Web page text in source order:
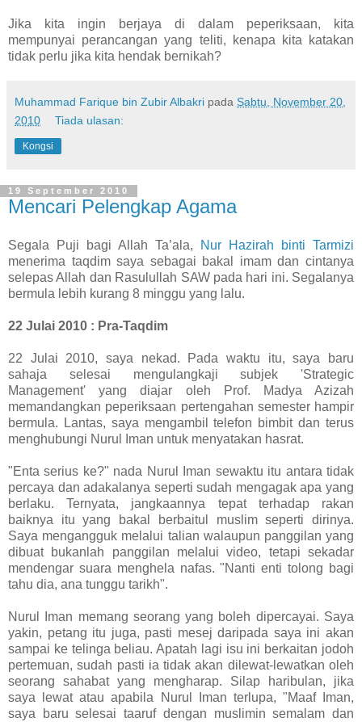
Jika kita ingin berjaya di dalam peperiksaan, kita
mempunyai perancangan yang teliti, kenapa kita katakan
tidak perlu jika kita hendak bernikah?
Muhammad Farique bin Zubir Albakri pada Sabtu, November 20,
2010
Tiada ulasan:
Kongsi
19 September 2010
Mencari Pelengkap Agama
Segala Puji bagi Allah Ta’ala, Nur Hazirah binti Tarmizi
menerima taqdim saya sebagai bakal imam dan cintanya
selepas Allah dan Rasulullah SAW pada hari ini. Segalanya
bermula lebih kurang 8 minggu yang lalu.
22 Julai 2010 : Pra-Taqdim
22 Julai 2010, saya nekad. Pada waktu itu, saya baru
sahaja selesai mengulangkaji subjek 'Strategic
Management' yang diajar oleh Prof. Madya Azizah
memandangkan peperiksaan pertengahan semester hampir
bermula. Lantas, saya mengambil telefon bimbit dan terus
menghubungi Nurul Iman untuk menyatakan hasrat.
"Enta serius ke?" nada Nurul Iman sewaktu itu antara tidak
percaya dan adakalanya seperti sudah mengagak apa yang
berlaku. Ternyata, jangkaannya tepat terhadap rakan
baiknya itu yang bakal berbaitul muslim seperti dirinya.
Saya mengangguk melalui talian walaupun panggilan yang
dibuat bukanlah panggilan melalui video, tetapi sekadar
mendengar suara menghela nafas. "Nanti enti tolong bagi
tahu dia, ana tunggu tarikh".
Nurul Iman memang seorang yang boleh dipercayai. Saya
yakin, petang itu juga, pasti mesej daripada saya ini akan
sampai ke telinga beliau. Apatah lagi isu ini berkaitan jodoh
pertemuan, sudah pasti ia tidak akan dilewat-lewatkan oleh
seorang sahabat yang mengharap. Silap haribulan, jika
saya lewat atau apabila Nurul Iman terlupa, "Maaf Iman,
saya baru selesai taaruf dengan muslimin semalam dan